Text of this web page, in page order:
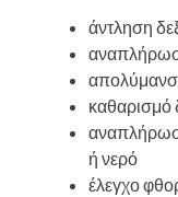
άντληση
καθαρισμό
ή νερό
έλεγχο